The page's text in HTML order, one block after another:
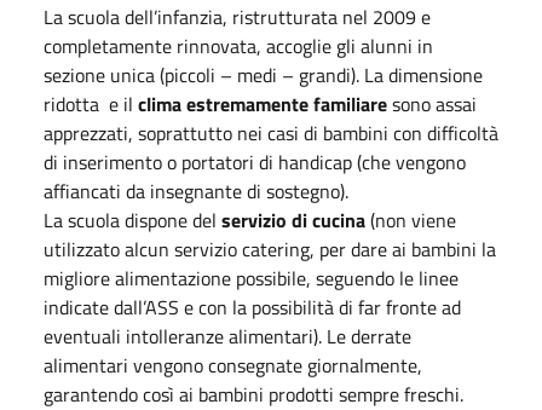
La scuola dell’infanzia, ristrutturata nel 2009 e
completamente rinnovata, accoglie gli alunni in
sezione unica (piccoli – medi – grandi). La dimensione
ridotta e il clima estremamente familiaresono assai
apprezzati, soprattutto nei casi di bambini con difficoltà
di inserimento o portatori di handicap (che vengono
affiancati da insegnante di sostegno).
La scuola dispone del servizio di cucina(non viene
utilizzato alcun servizio catering, per dare ai bambini la
migliore alimentazione possibile, seguendo le linee
indicate dall’ASS e con la possibilità di far fronte ad
eventuali intolleranze alimentari). Le derrate
alimentari vengono consegnate giornalmente,
garantendo così ai bambini prodotti sempre freschi.